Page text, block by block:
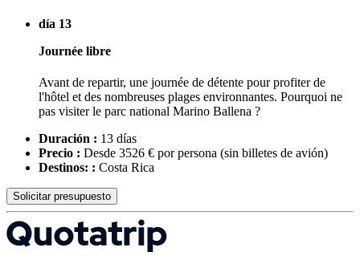
día 13
Journée libre
Avant de repartir, une journée de détente pour profiter de
l'hôtel et des nombreuses plages environnantes. Pourquoi ne
pas visiter le parc national Marino Ballena ?
Duración : 13 días
Precio : Desde 3526 € por persona (sin billetes de avión)
Destinos: : Costa Rica
Solicitar presupuesto